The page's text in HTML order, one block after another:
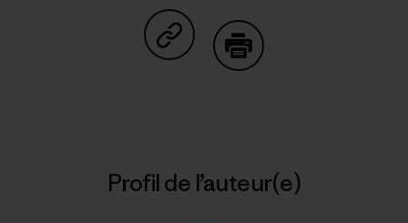
Partager sur Copy Link
Profil de l’auteur(e)